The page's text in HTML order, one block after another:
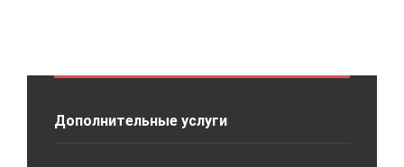
Дополнительные услуги